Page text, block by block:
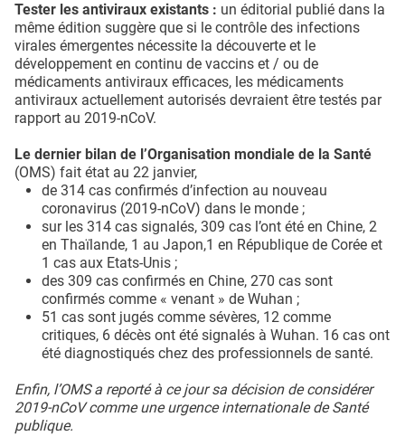
Tester les antiviraux existants : un éditorial publié dans la
même édition suggère que si le contrôle des infections
virales émergentes nécessite la découverte et le
développement en continu de vaccins et / ou de
médicaments antiviraux efficaces, les médicaments
antiviraux actuellement autorisés devraient être testés par
rapport au 2019-nCoV.
Le dernier bilan de l’Organisation mondiale de la Santé
(OMS) fait état au 22 janvier,
de 314 cas confirmés d’infection au nouveau
coronavirus (2019-nCoV) dans le monde ;
sur les 314 cas signalés, 309 cas l’ont été en Chine, 2
en Thaïlande, 1 au Japon,1 en République de Corée et
1 cas aux Etats-Unis ;
des 309 cas confirmés en Chine, 270 cas sont
confirmés comme « venant » de Wuhan ;
51 cas sont jugés comme sévères, 12 comme
critiques, 6 décès ont été signalés à Wuhan. 16 cas ont
été diagnostiqués chez des professionnels de santé.
Enfin, l’OMS a reporté à ce jour sa décision de considérer
2019-nCoV comme une urgence internationale de Santé
publique.